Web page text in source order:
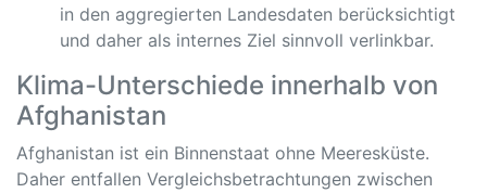
in den aggregierten Landesdaten berücksichtigt
und daher als internes Ziel sinnvoll verlinkbar.
Klima-Unterschiede innerhalb von
Afghanistan
Afghanistan ist ein Binnenstaat ohne Meeresküste.
Daher entfallen Vergleichsbetrachtungen zwischen